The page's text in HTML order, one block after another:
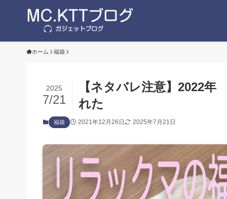
ホーム 福袋
【ネタバレ注意】2022
れた
2025
7/21
福袋 2021年12月26日 2025年7月21日